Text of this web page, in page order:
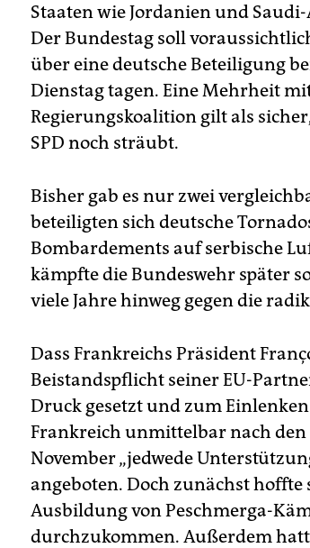
Staaten wie Jordanien und
Der Bundestag soll
über eine deutsche Beteiligung
Dienstag tagen. Eine Mehrheit
Regierungskoalition gilt als
SPD noch sträubt.
Bisher gab es nur zwei
beteiligten sich deutsche
Bombardements auf serbische
kämpfte die Bundeswehr später
viele Jahre hinweg gegen die
Dass Frankreichs Präsident
Beistandspflicht seiner EU-
Druck gesetzt und zum
Frankreich unmittelbar nach den
November „jedwede
angeboten. Doch zunächst
Ausbildung von Peschmerga-
durchzukommen. Außerdem